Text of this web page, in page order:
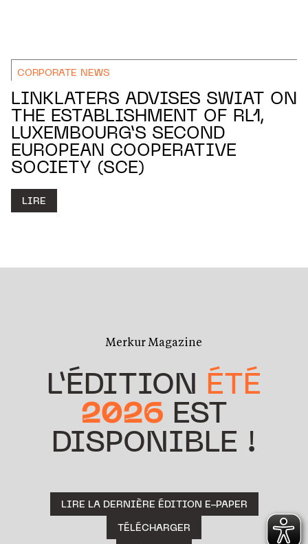
CORPORATE NEWS
LINKLATERS ADVISES SWIAT ON
THE ESTABLISHMENT OF RL1,
LUXEMBOURG’S SECOND
EUROPEAN COOPERATIVE
SOCIETY (SCE)
LIRE
Merkur Magazine
L’ÉDITION ÉTÉ
2026 EST
DISPONIBLE !
LIRE LA DERNIÈRE ÉDITION E-PAPER
TÉLÉCHARGER